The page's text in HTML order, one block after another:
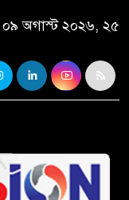
০৯ অগাস্ট ২০২৬, ২৫